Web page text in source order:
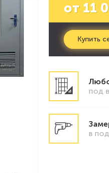
от 11
Купить
под
в